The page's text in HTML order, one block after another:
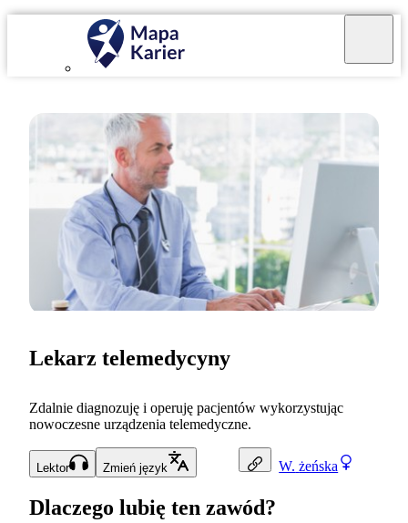
W. żeńska
Lekarz telemedycyny
Zdalnie diagnozuję i operuję pacjentów wykorzystując
nowoczesne urządzenia telemedyczne.
Lektor Zmień język
Dlaczego lubię ten zawód?